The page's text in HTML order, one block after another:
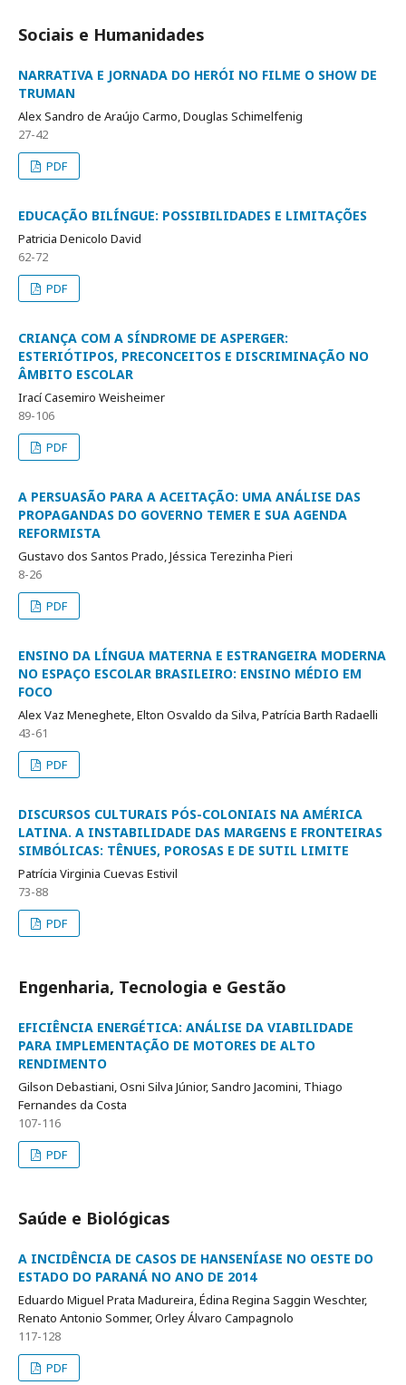
Sociais e Humanidades
NARRATIVA E JORNADA DO HERÓI NO FILME O SHOW DE
TRUMAN
Alex Sandro de Araújo Carmo, Douglas Schimelfenig
27-42
PDF
EDUCAÇÃO BILÍNGUE: POSSIBILIDADES E LIMITAÇÕES
Patricia Denicolo David
62-72
PDF
CRIANÇA COM A SÍNDROME DE ASPERGER:
ESTERIÓTIPOS, PRECONCEITOS E DISCRIMINAÇÃO NO
ÂMBITO ESCOLAR
Irací Casemiro Weisheimer
89-106
PDF
A PERSUASÃO PARA A ACEITAÇÃO: UMA ANÁLISE DAS
PROPAGANDAS DO GOVERNO TEMER E SUA AGENDA
REFORMISTA
Gustavo dos Santos Prado, Jéssica Terezinha Pieri
8-26
PDF
ENSINO DA LÍNGUA MATERNA E ESTRANGEIRA MODERNA
NO ESPAÇO ESCOLAR BRASILEIRO: ENSINO MÉDIO EM
FOCO
Alex Vaz Meneghete, Elton Osvaldo da Silva, Patrícia Barth Radaelli
43-61
PDF
DISCURSOS CULTURAIS PÓS-COLONIAIS NA AMÉRICA
LATINA. A INSTABILIDADE DAS MARGENS E FRONTEIRAS
SIMBÓLICAS: TÊNUES, POROSAS E DE SUTIL LIMITE
Patrícia Virginia Cuevas Estivil
73-88
PDF
Engenharia, Tecnologia e Gestão
EFICIÊNCIA ENERGÉTICA: ANÁLISE DA VIABILIDADE
PARA IMPLEMENTAÇÃO DE MOTORES DE ALTO
RENDIMENTO
Gilson Debastiani, Osni Silva Júnior, Sandro Jacomini, Thiago
Fernandes da Costa
107-116
PDF
Saúde e Biológicas
A INCIDÊNCIA DE CASOS DE HANSENÍASE NO OESTE DO
ESTADO DO PARANÁ NO ANO DE 2014
Eduardo Miguel Prata Madureira, Édina Regina Saggin Weschter,
Renato Antonio Sommer, Orley Álvaro Campagnolo
117-128
PDF